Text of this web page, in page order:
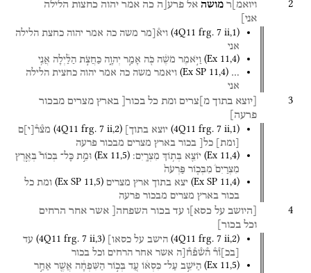
2 ויואמ]ר מושה אל פרע[ה כה אמר יהוה כחצות הלילה
אני]
(4Q11 frg. 7 ii,1) ויא֯[מר משה כה אמר יהוה כחצת הלילה
אני
(Ex 11,4) וַיֹּ֣אמֶר מֹשֶׁ֔ה כֹּ֖ה אָמַ֣ר יְהוָ֑ה כַּחֲצֹ֣ת הַלַּ֔יְלָה אֲנִ֥י
…
(Ex SP 11,4) ויאמר משה כה אמר יהוה כחצית הלילה
אני
3 [יוצא בתוך מ]צרים ומת כל בכור[ בארץ מצרים מבכור
פרעה]
(4Q11 frg. 7 ii,1) יוצא בתוך] (4Q11 frg. 7 ii,2) מצ֯ר֯ י ם
ומת כל[ בכור בארץ מצרים מבכור פרעה
(Ex 11,4) יוֹצֵ֖א בְּת֥וֹךְ מִצְרָֽיִם׃ (Ex 11,5) וּמֵ֣ת כָּל־ בְּכוֹר֮ בְּאֶ֣רֶץ
מִצְרַיִם֒ מִבְּכ֤וֹר פַּרְעֹה֙
(Ex SP 11,4) יצא בתוך ארץ מצרים (Ex SP 11,5) ומת כל
בכור בארץ מצרים מבכור פרעה
4 [היושב על כסא]ו עד בכור השפחה[ אשר אחר הרחים
וכל בכור]
(4Q11 frg. 7 ii,2) הישב על כסאו] (4Q11 frg. 7 ii,3)
עד
בכ ו֯ר֯ ה֯ש֯פ֯ח֯[ה אשר אחר הרחים וכל בכור
(Ex 11,5) הַיֹּשֵׁ֣ב עַל־ כִּסְא֔וֹ עַ֚ד בְּכ֣וֹר הַשִּׁפְחָ֔ה אֲשֶׁ֖ר אַחַ֣ר